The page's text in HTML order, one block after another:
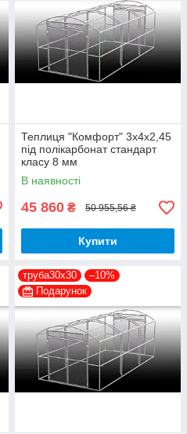
Теплиця "Комфорт" 3х4х2,45
під полікарбонат стандарт
класу 8 мм
В наявності
45 860 ₴ 50 955,56 ₴
Купити
труба30х30
–10%
Подарунок